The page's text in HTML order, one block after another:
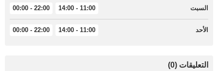
السبت 11:00 - 14:00
22:00 - 00:00
الأحد 11:00 - 14:00
22:00 - 00:00
التعليقات (0)